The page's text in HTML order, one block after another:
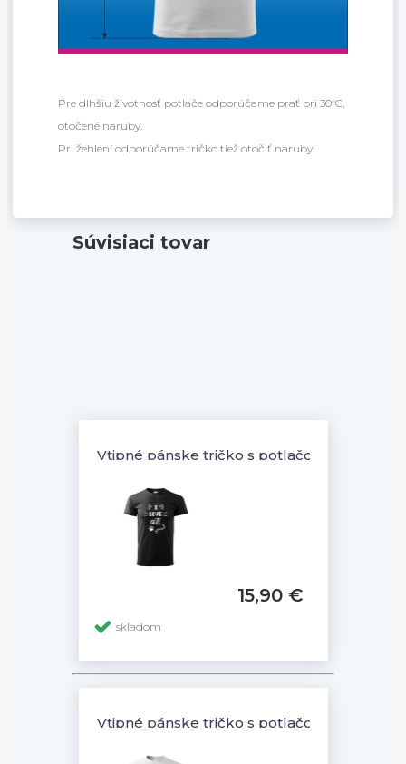
Pre dlhšiu životnosť potlače odporúčame prať pri 30°C,
otočené naruby.
Pri žehlení odporúčame tričko tiež otočiť naruby.
Súvisiaci tovar
Vtipné pánske tričko s potlačou I LOVE
15,90 €
skladom
Vtipné pánske tričko s potlačou Pes so